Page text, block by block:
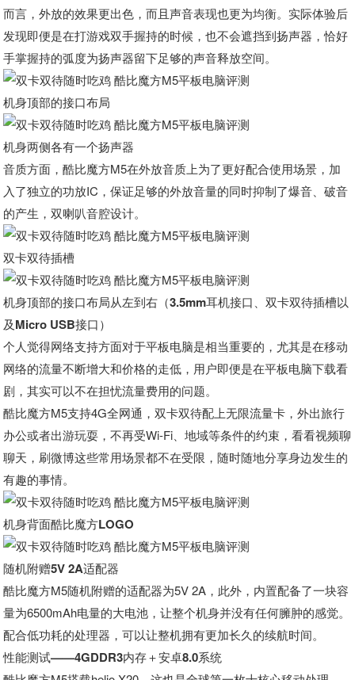
而言，外放的效果更出色，而且声音表现也更为均衡。实际体验后
发现即便是在打游戏双手握持的时候，也不会遮挡到扬声器，恰好
手掌握持的弧度为扬声器留下足够的声音释放空间。
机身顶部的接口布局
机身两侧各有一个扬声器
音质方面，酷比魔方M5在外放音质上为了更好配合使用场景，加
入了独立的功放IC，保证足够的外放音量的同时抑制了爆音、破音
的产生，双喇叭音腔设计。
双卡双待插槽
机身顶部的接口布局从左到右（3.5mm耳机接口、双卡双待插槽以
及Micro USB接口）
个人觉得网络支持方面对于平板电脑是相当重要的，尤其是在移动
网络的流量不断增大和价格的走低，用户即便是在平板电脑下载看
剧，其实可以不在担忧流量费用的问题。
酷比魔方M5支持4G全网通，双卡双待配上无限流量卡，外出旅行
办公或者出游玩耍，不再受Wi-Fi、地域等条件的约束，看看视频聊
聊天，刷微博这些常用场景都不在受限，随时随地分享身边发生的
有趣的事情。
机身背面酷比魔方LOGO
随机附赠5V 2A适配器
酷比魔方M5随机附赠的适配器为5V 2A，此外，内置配备了一块容
量为6500mAh电量的大电池，让整个机身并没有任何臃肿的感觉。
配合低功耗的处理器，可以让整机拥有更加长久的续航时间。
性能测试——4GDDR3内存＋安卓8.0系统